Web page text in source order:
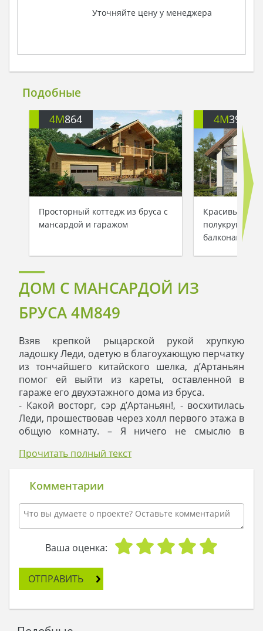
Уточняйте цену у менеджера
Подобные
4M864
Просторный коттедж из бруса с
мансардой и гаражом
4M391
Красивый
балконами
ДОМ С МАНСАРДОЙ ИЗ
БРУСА 4M849
Взяв крепкой рыцарской рукой хрупкую
ладошку Леди, одетую в благоухающую перчатку
из тончайшего китайского шелка, д’Артаньян
помог ей выйти из кареты, оставленной в
гараже его двухэтажного дома из бруса.
- Какой восторг, сэр д’Артаньян!, - восхитилась
Леди, прошествовав через холл первого этажа в
общую комнату. – Я ничего не смыслю в
Слегка покраснев, сэр д’Артаньян неохотно
коллекцию книг в его кабинете
- д’Артаньян, Ваше положение в обществе в
статусе лорда обязывает Вас к приему гостей, -
сказала Леди, вертя в руках томик английского
- О, мадам, в таком случае я провожу Вас на
присесть.
- Да разве можно рассиживать в такой
преступление против воли души, которая
просится танцевать!
Прочитать полный текст
Комментарии
Ваша оценка:
ОТПРАВИТЬ